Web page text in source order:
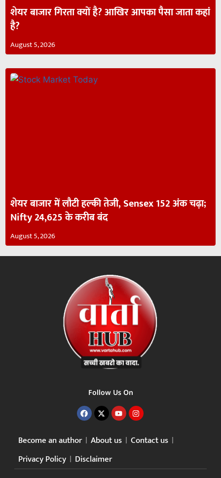
शेयर बाजार गिरता क्यों है? आखिर आपका पैसा जाता कहां
है?
August 5, 2026
शेयर बाजार में लौटी हल्की तेजी, Sensex 152 अंक चढ़ा;
Nifty 24,625 के करीब बंद
August 5, 2026
Follow Us On
Become an author About us
Contact us
Privacy Policy
Disclaimer